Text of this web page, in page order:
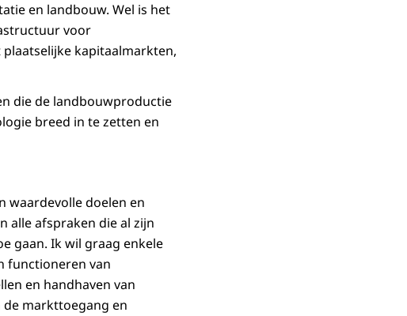
en landbouw. Wel is het
voor
kapitaalmarkten,
die de landbouwproductie
breed in te zetten en
waardevolle doelen en
alle afspraken die al zijn
gaan. Ik wil graag enkele
functioneren van
en handhaven van
de markttoegang en